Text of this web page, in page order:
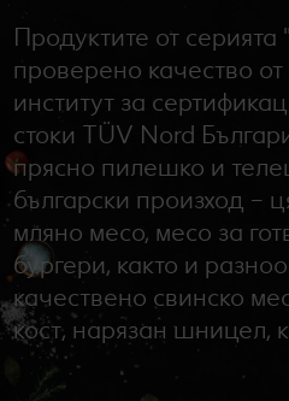
Продуктите от
проверено качество
институт за
стоки TÜV Nord
прясно пилешко и
български произход –
мляно месо, месо за
бургери, както и
качествено свинско
кост, нарязан шницел,